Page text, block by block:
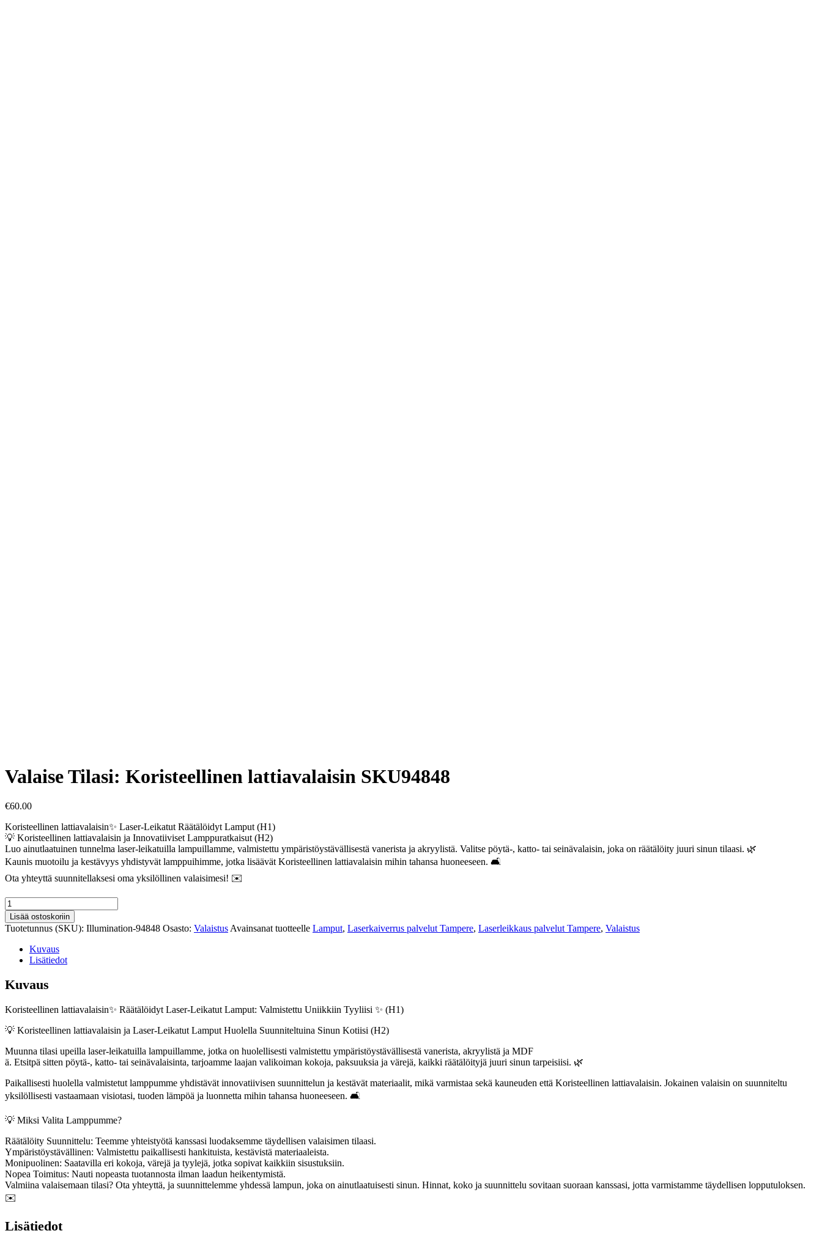
Valaise Tilasi: Koristeellinen lattiavalaisin SKU94848
€60.00
Koristeellinen lattiavalaisin✨ Laser-Leikatut Räätälöidyt Lamput (H1)
💡 Koristeellinen lattiavalaisin ja Innovatiiviset Lamppuratkaisut (H2)
Luo ainutlaatuinen tunnelma laser-leikatuilla lampuillamme, valmistettu ympäristöystävällisestä vanerista ja akryylistä. Valitse pöytä-, katto- tai seinävalaisin, joka on räätälöity juuri sinun tilaasi. 🌿
Kaunis muotoilu ja kestävyys yhdistyvät lamppuihimme, jotka lisäävät Koristeellinen lattiavalaisin mihin tahansa huoneeseen. 🛋️
Ota yhteyttä suunnitellaksesi oma yksilöllinen valaisimesi! ✉️
Valaise
Tilasi:
Koristeellinen
lattiavalaisin
SKU94848
määrä
Lisää ostoskoriin
Tuotetunnus (SKU): Illumination-94848 Osasto: Valaistus Avainsanat tuotteelle Lamput, Laserkaiverrus palvelut Tampere, Laserleikkaus palvelut Tampere, Valaistus
Kuvaus
Lisätiedot
Kuvaus
Koristeellinen lattiavalaisin✨ Räätälöidyt Laser-Leikatut Lamput: Valmistettu Uniikkiin Tyyliisi ✨ (H1)
💡 Koristeellinen lattiavalaisin ja Laser-Leikatut Lamput Huolella Suunniteltuina Sinun Kotiisi (H2)
Muunna tilasi upeilla laser-leikatuilla lampuillamme, jotka on huolellisesti valmistettu ympäristöystävällisestä vanerista, akryylistä ja MDF
ä. Etsitpä sitten pöytä-, katto- tai seinävalaisinta, tarjoamme laajan valikoiman kokoja, paksuuksia ja värejä, kaikki räätälöityjä juuri sinun tarpeisiisi. 🌿
Paikallisesti huolella valmistetut lamppumme yhdistävät innovatiivisen suunnittelun ja kestävät materiaalit, mikä varmistaa sekä kauneuden että Koristeellinen lattiavalaisin. Jokainen valaisin on suunniteltu
yksilöllisesti vastaamaan visiotasi, tuoden lämpöä ja luonnetta mihin tahansa huoneeseen. 🛋️
💡 Miksi Valita Lamppumme?
Räätälöity Suunnittelu: Teemme yhteistyötä kanssasi luodaksemme täydellisen valaisimen tilaasi.
Ympäristöystävällinen: Valmistettu paikallisesti hankituista, kestävistä materiaaleista.
Monipuolinen: Saatavilla eri kokoja, värejä ja tyylejä, jotka sopivat kaikkiin sisustuksiin.
Nopea Toimitus: Nauti nopeasta tuotannosta ilman laadun heikentymistä.
Valmiina valaisemaan tilasi? Ota yhteyttä, ja suunnittelemme yhdessä lampun, joka on ainutlaatuisesti sinun. Hinnat, koko ja suunnittelu sovitaan suoraan kanssasi, jotta varmistamme täydellisen lopputuloksen.
✉️
Lisätiedot